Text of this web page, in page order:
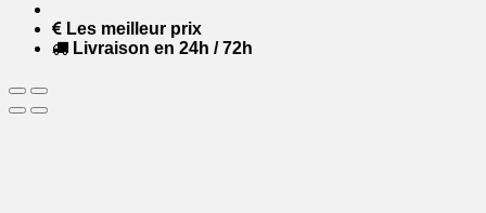
Les meilleur prix
Livraison en 24h / 72h